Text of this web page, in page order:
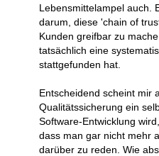
Lebensmittelampel auch.
darum, diese 'chain of
Kunden greifbar zu
tatsächlich eine
stattgefunden hat.
Entscheidend scheint mir
Qualitätssicherung ein
Software-Entwicklung
dass man gar nicht mehr
darüber zu reden. Wie